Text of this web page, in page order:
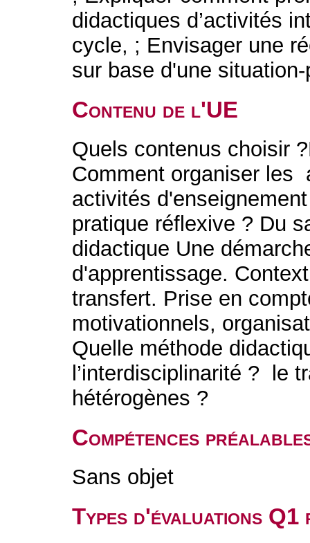
didactiques d’activités
cycle, ; Envisager une
sur base d'une
Contenu de l'UE
Quels contenus choisir
Comment organiser les
activités
pratique réflexive ? Du
didactique Une
d'apprentissage.
transfert. Prise en
motivationnels,
Quelle méthode
l’interdisciplinarité ? le
hétérogènes ?
Compétences
Sans objet
Types d'évaluations